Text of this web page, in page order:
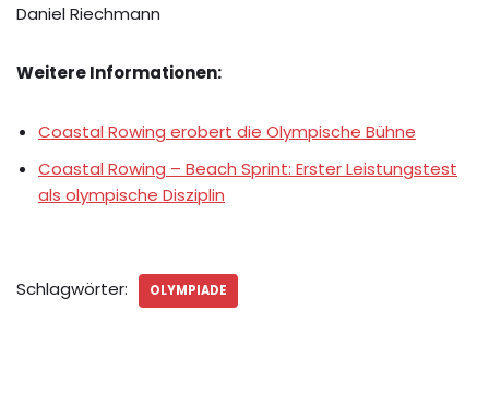
Daniel Riechmann
Weitere Informationen:
Coastal Rowing erobert die Olympische Bühne
Coastal Rowing – Beach Sprint: Erster Leistungstest
als olympische Disziplin
Schlagwörter: OLYMPIADE